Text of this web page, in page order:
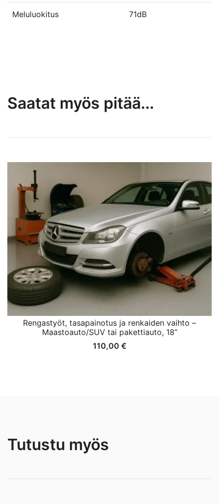
Meluluokitus 71dB
Saatat myös pitää...
Rengastyöt, tasapainotus ja renkaiden vaihto –
Maastoauto/SUV tai pakettiauto, 18”
110,00 €
Tutustu myös